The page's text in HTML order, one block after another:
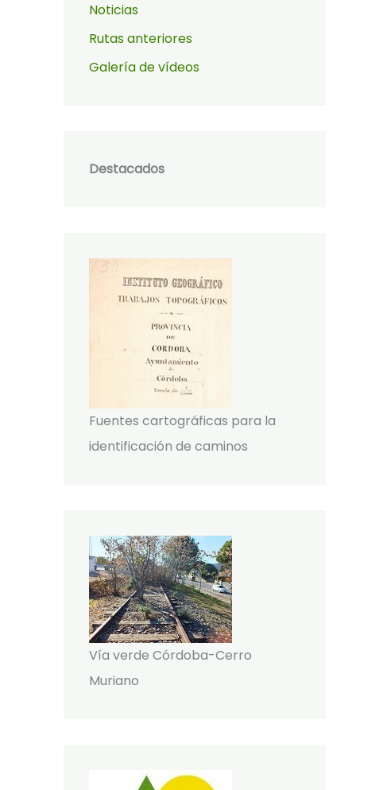
Noticias
Rutas anteriores
Galería de vídeos
Destacados
Fuentes cartográficas para la
identificación de caminos
Vía verde Córdoba-Cerro
Muriano